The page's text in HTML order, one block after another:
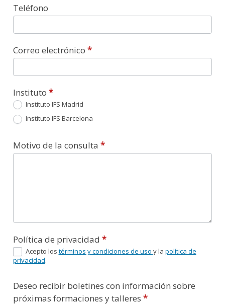
Teléfono
Correo electrónico *
Instituto *
Instituto IFS Madrid
Instituto IFS Barcelona
Motivo de la consulta *
Política de privacidad *
Acepto los términos y condiciones de uso y la política de
privacidad.
Deseo recibir boletines con información sobre
próximas formaciones y talleres *